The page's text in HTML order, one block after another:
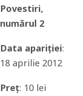
Povestiri,
numărul 2
Data apariției:
18 aprilie 2012
Preț: 10 lei